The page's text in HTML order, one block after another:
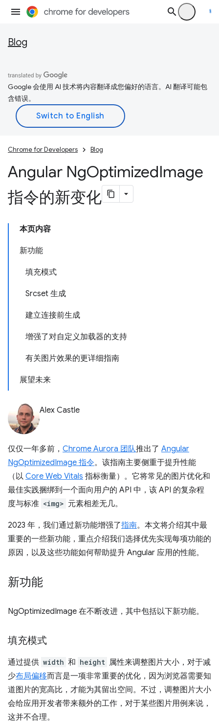
Blog
Google 会使用 AI 技术将内容翻译成您偏好的语言。AI 翻译可能包
含错误。
Chrome for Developers Blog
Angular NgOptimizedImage
指令的新变化
本页内容
新功能
填充模式
Srcset 生成
建立连接前生成
增强了对自定义加载器的支持
有关图片效果的更详细指南
展望未来
Alex Castle
仅仅一年多前， Chrome Aurora 团队推出了 Angular
NgOptimizedImage 指令。该指南主要侧重于提升性能
（以 Core Web Vitals 指标衡量）。它将常见的图片优化和
最佳实践捆绑到一个面向用户的 API 中，该 API 的复杂程
度与标准 <img> 元素相差无几。
2023 年，我们通过新功能增强了指南。本文将介绍其中最
重要的一些新功能，重点介绍我们选择优先实现每项功能的
原因，以及这些功能如何帮助提升 Angular 应用的性能。
新功能
NgOptimizedImage 在不断改进，其中包括以下新功能。
填充模式
通过提供 width 和 height 属性来调整图片大小，对于减
少布局偏移而言是一项非常重要的优化，因为浏览器需要知
道图片的宽高比，才能为其留出空间。不过，调整图片大小
会给应用开发者带来额外的工作，对于某些图片用例来说，
这并不合理。